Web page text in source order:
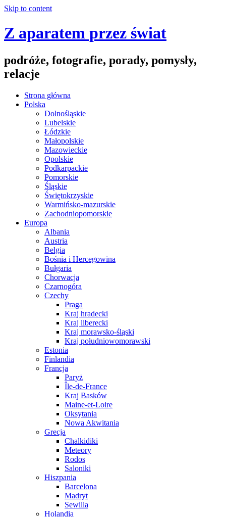
Skip to content
Z aparatem przez świat
podróże, fotografie, porady, pomysły,
relacje
Strona główna
Polska
Dolnośląskie
Lubelskie
Łódzkie
Małopolskie
Mazowieckie
Opolskie
Podkarpackie
Pomorskie
Śląskie
Świętokrzyskie
Warmińsko-mazurskie
Zachodniopomorskie
Europa
Albania
Austria
Belgia
Bośnia i Hercegowina
Bułgaria
Chorwacja
Czarnogóra
Czechy
Praga
Kraj hradecki
Kraj liberecki
Kraj morawsko-śląski
Kraj południowomorawski
Estonia
Finlandia
Francja
Paryż
Île-de-France
Kraj Basków
Maine-et-Loire
Oksytania
Nowa Akwitania
Grecja
Chalkidiki
Meteory
Rodos
Saloniki
Hiszpania
Barcelona
Madryt
Sewilla
Holandia